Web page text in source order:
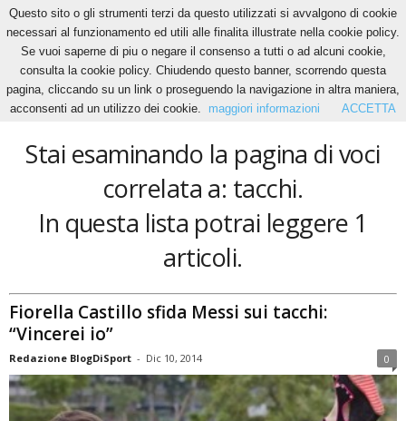
Home Tags Tacchi
tacchi
Stai esaminando la pagina di voci
correlata a: tacchi.
In questa lista potrai leggere 1
articoli.
Fiorella Castillo sfida Messi sui tacchi:
“Vincerei io”
Redazione BlogDiSport - Dic 10, 2014 0
Questo sito o gli strumenti terzi da questo utilizzati si avvalgono di cookie
necessari al funzionamento ed utili alle finalita illustrate nella cookie policy.
Se vuoi saperne di piu o negare il consenso a tutti o ad alcuni cookie,
consulta la cookie policy. Chiudendo questo banner, scorrendo questa
pagina, cliccando su un link o proseguendo la navigazione in altra maniera,
acconsenti ad un utilizzo dei cookie.
maggiori informazioni ACCETTA